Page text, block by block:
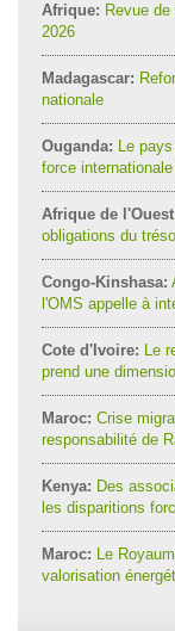
Afrique: Revue
2026
Madagascar:
nationale
Ouganda: Le
force
Afrique de
obligations du
Congo-Kinshasa:
l'OMS appelle à
Cote d'Ivoire: Le
prend une
Maroc: Crise
responsabilité de
Kenya: Des
les disparitions
Maroc: Le
valorisation